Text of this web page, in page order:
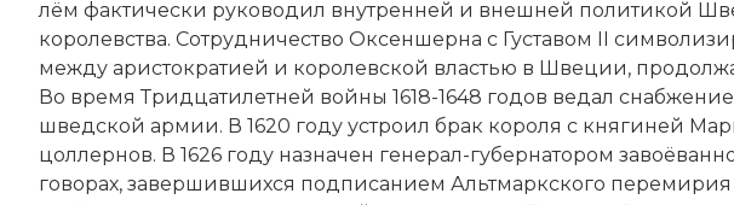
лём фак­ти­че­ски ру­ко­во­дил внутренней и внеш­ней по­ли­ти­кой
ко­ро­лев­ст­ва. Со­труд­ни­че­ст­во Оксеншерна с Гус­та­вом II
ме­ж­ду ари­сто­кра­ти­ей и ко­ро­лев­ской вла­стью в Шве­ции,
Во вре­мя Три­дца­ти­лет­ней вой­ны 1618-1648 годов ве­дал
шведской ар­мии. В 1620 году уст­ро­ил брак ко­ро­ля с княгиней
цол­лер­нов. В 1626 году на­зна­чен генерал-гу­бер­на­то­ром
го­во­рах, за­вер­шив­ших­ся под­пи­са­ни­ем Альт­марк­ско­го пе­ре­ми­рия